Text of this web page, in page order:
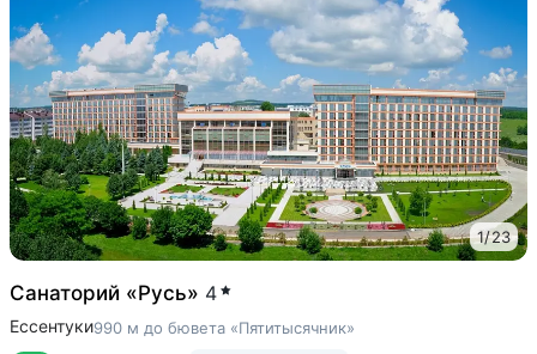
1/23
Санаторий «Русь» 4
Ессентуки990 м до бювета «Пятитысячник»